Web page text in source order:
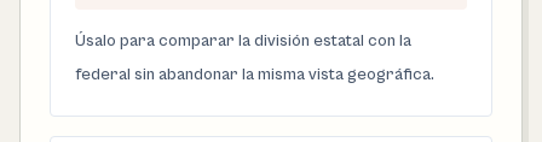
Úsalo para comparar la división estatal con la
federal sin abandonar la misma vista geográfica.